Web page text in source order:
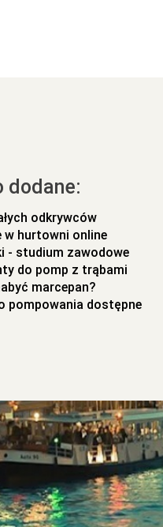
dodane:
odkrywców
w hurtowni online
- studium zawodowe
do pomp z trąbami
marcepan?
pompowania dostępne